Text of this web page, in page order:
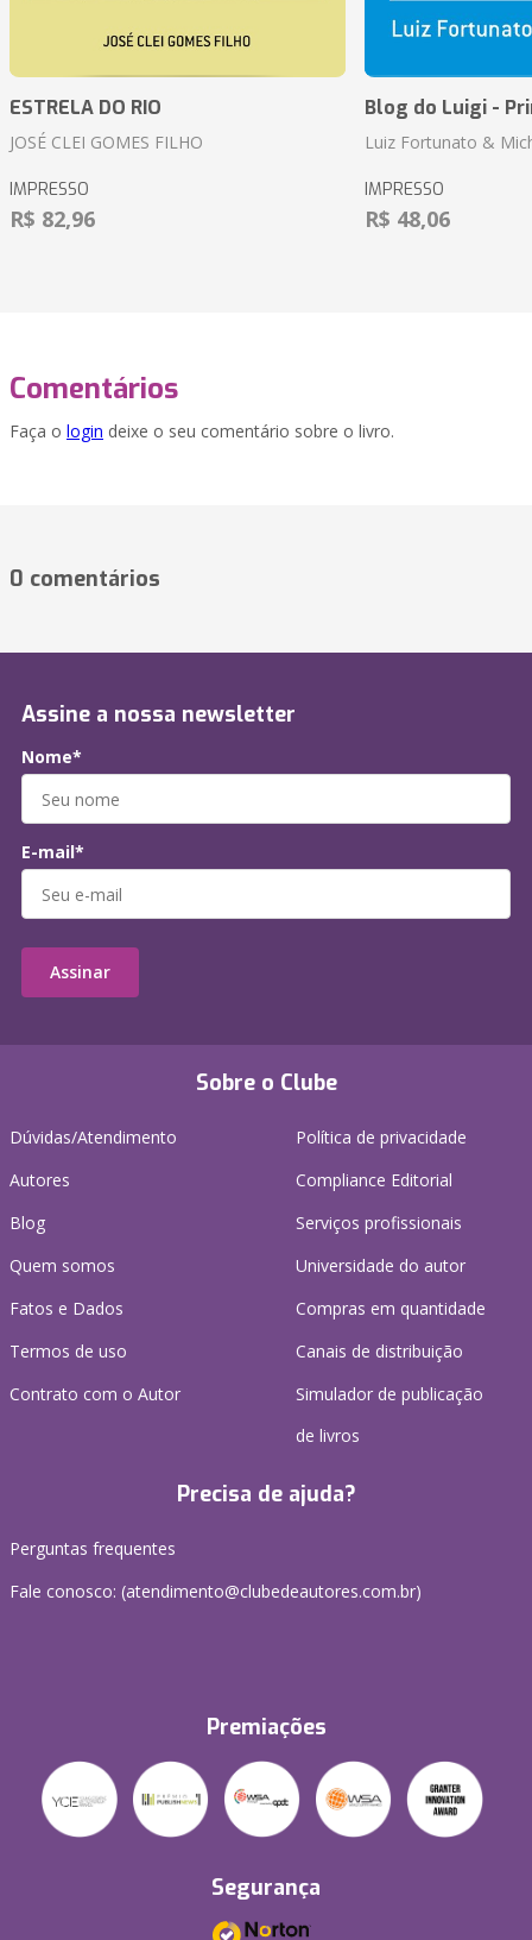
ESTRELA DO RIO
JOSÉ CLEI GOMES FILHO
IMPRESSO
R$ 82,96
Blog do Luigi -
Luiz Fortunato &
IMPRESSO
R$ 48,06
Comentários
Faça o login deixe o seu comentário sobre o livro.
0 comentários
Sobre o Clube
Dúvidas/Atendimento
Autores
Blog
Quem somos
Fatos e Dados
Termos de uso
Contrato com o Autor
Política de privacidade
Compliance Editorial
Serviços profissionais
Universidade do autor
Compras em quantidade
Canais de distribuição
Simulador de publicação
de livros
Precisa de ajuda?
Perguntas frequentes
Fale conosco: (atendimento@clubedeautores.com.br)
Premiações
Segurança
Assine a nossa newsletter
Nome*
E-mail*
Assinar